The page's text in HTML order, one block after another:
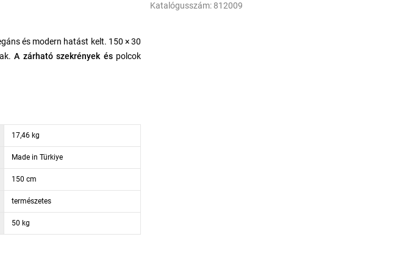
Katalógusszám: 812009
és modern hatást kelt. 150 × 30
A zárható szekrények és polcok
17,46 kg
Made in Türkiye
150 cm
természetes
50 kg